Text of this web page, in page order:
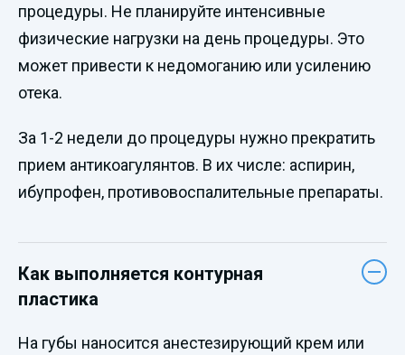
процедуры. Не планируйте интенсивные
физические нагрузки на день процедуры. Это
может привести к недомоганию или усилению
отека.
За 1-2 недели до процедуры нужно прекратить
прием антикоагулянтов. В их числе: аспирин,
ибупрофен, противовоспалительные препараты.
Как выполняется контурная
пластика
На губы наносится анестезирующий крем или